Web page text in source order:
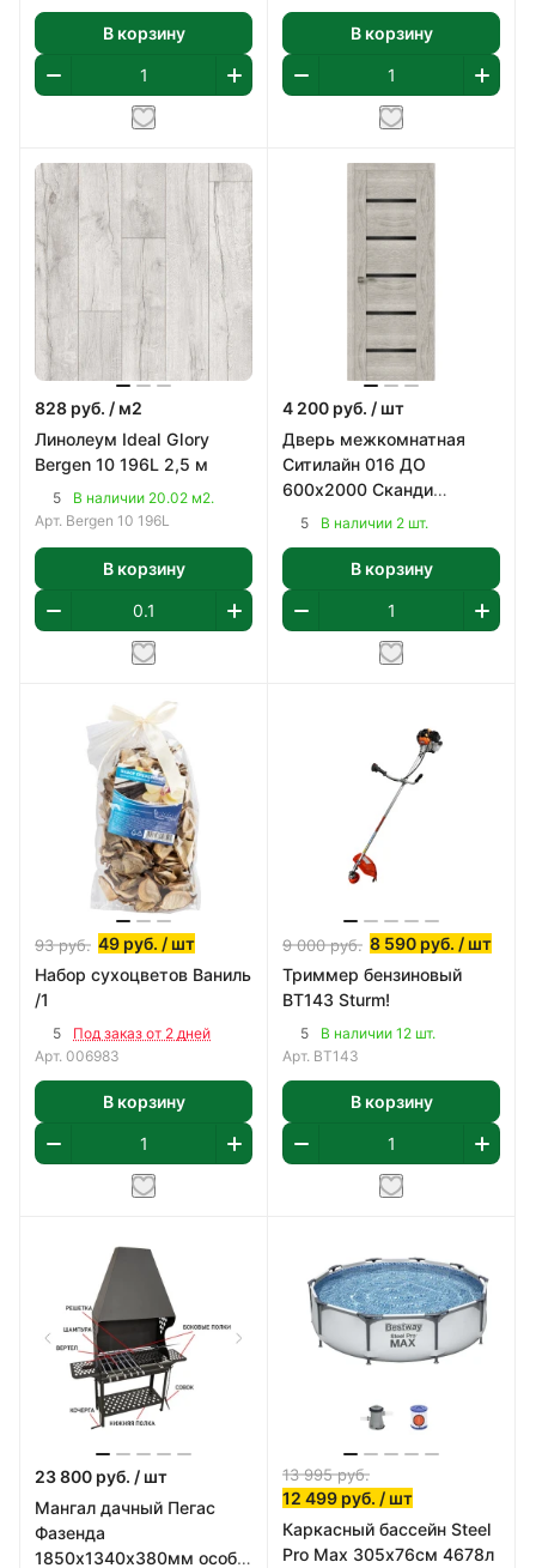
В корзину В корзину
828 руб. / м2
Линолеум Ideal Glory
Bergen 10 196L 2,5 м
5
В наличии 20.02 м2.
Арт. Bergen 10 196L
В корзину
4 200 руб. / шт
Дверь межкомнатная
Ситилайн 016 ДО
600х2000 Сканди
5 В наличии 2 шт.
В корзину
93руб. 49 руб. / шт
Набор сухоцветов Ваниль
/1
5
Под заказ от 2 дней
Арт. 006983
В корзину
9 000руб. 8 590 руб. / шт
Триммер бензиновый
BT143 Sturm!
5
В наличии 12 шт.
Арт. BT143
В корзину
23 800 руб. / шт
Мангал дачный Пегас
Фазенда
1850х1340х380мм особо
13 995руб.
12 499 руб. / шт
Каркасный бассейн Steel
Pro Max 305х76см 4678л